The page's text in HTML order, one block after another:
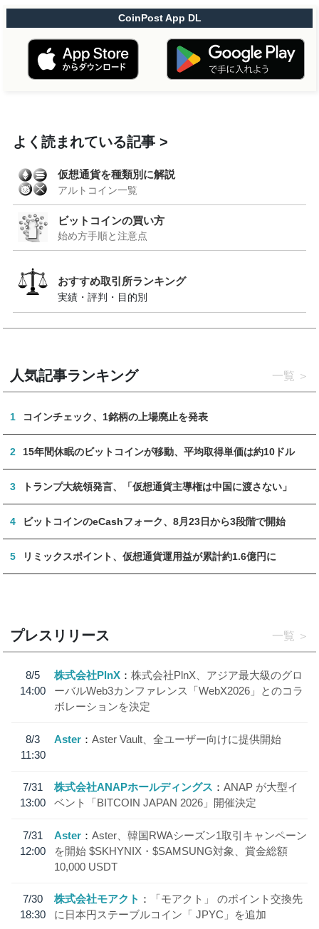
CoinPost App DL
よく読まれている記事
仮想通貨を種類別に解説
アルトコイン一覧
ビットコインの買い方
始め方手順と注意点
おすすめ取引所ランキング
実績・評判・目的別
人気記事ランキング 一覧
1 コインチェック、1銘柄の上場廃止を発表
2 15年間休眠のビットコインが移動、平均取得単価は約10ドル
3 トランプ大統領発言、「仮想通貨主導権は中国に渡さない」
4 ビットコインのeCashフォーク、8月23日から3段階で開始
5 リミックスポイント、仮想通貨運用益が累計約1.6億円に
プレスリリース 一覧
8/5
14:00
株式会社PlnX
株式会社PlnX、アジア最大級のグロ
ーバルWeb3カンファレンス「WebX2026」とのコラ
ボレーションを決定
8/3
11:30
Aster Aster Vault、全ユーザー向けに提供開始
7/31
13:00
株式会社ANAPホールディングス
ANAP が大型イ
ベント「BITCOIN JAPAN 2026」開催決定
7/31
12:00
Aster
Aster、韓国RWAシーズン1取引キャンペーン
を開始 $SKHYNIX・$SAMSUNG対象、賞金総額
10,000 USDT
7/30
18:30
株式会社モアクト
「モアクト」 のポイント交換先
に日本円ステーブルコイン「 JPYC」を追加